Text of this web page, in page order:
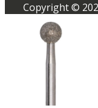
Copyright ©